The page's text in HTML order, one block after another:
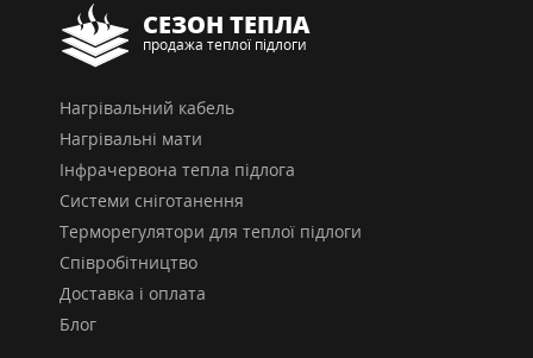
СЕЗОН ТЕПЛА
продажа теплої підлоги
Нагрівальний кабель
Нагрівальні мати
Інфрачервона тепла підлога
Системи сніготанення
Терморегулятори для теплої підлоги
Співробітництво
Доставка і оплата
Блог